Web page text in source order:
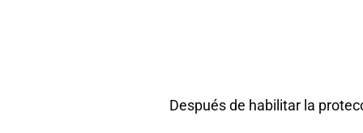
Después de habilitar la